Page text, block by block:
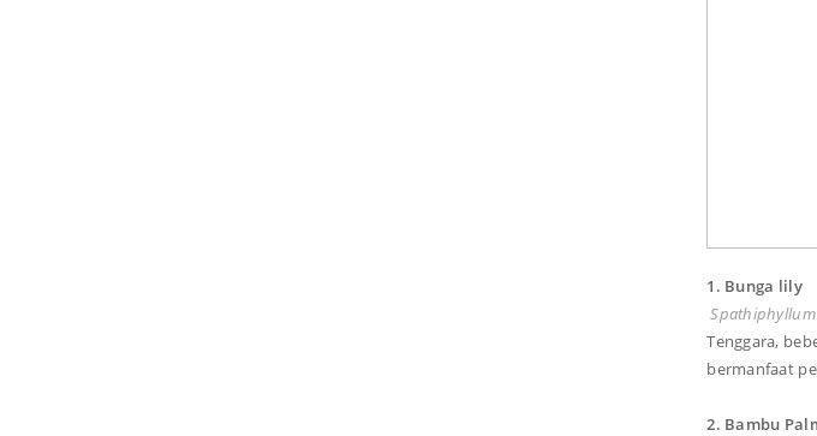
1. Bunga lily
Spathiphyllum
Tenggara,
bermanfaat
2. Bambu